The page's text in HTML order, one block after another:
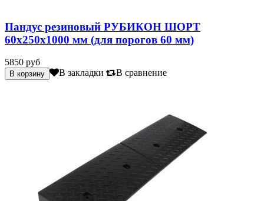
Пандус резиновый РУБИКОН ШОРТ
60х250х1000 мм (для порогов 60 мм)
5850 руб
В закладки В сравнение